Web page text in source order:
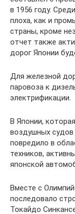
в 1956 году.
плоха, как и
страны, кроме
отчет также
дорог Японии
Для железной
паровоза к
электрификации.
В Японии,
воздушных судов
повредило в
техников,
японской
Вместе с
последовало
Токайдо